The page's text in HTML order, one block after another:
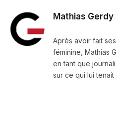
Mathias Gerdy
Après avoir fait
féminine, Mathias
en tant que
sur ce qui lui